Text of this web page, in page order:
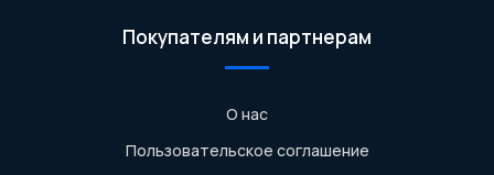
Покупателям и партнерам
О нас
Пользовательское соглашение